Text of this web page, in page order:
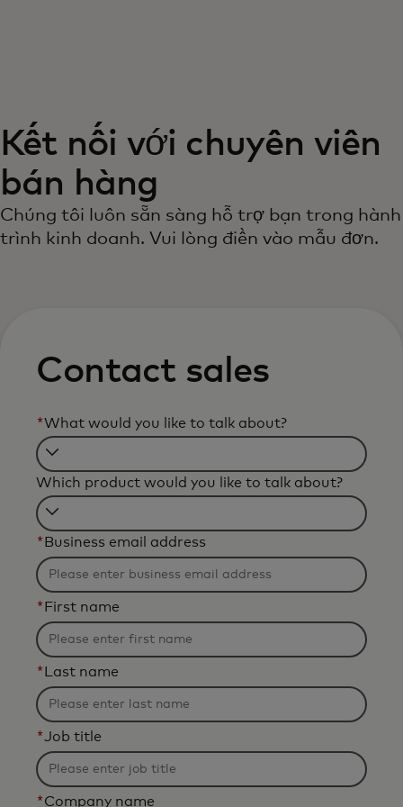
Dành cho thế giới
Dành cho nhà đổi mới
Kết nối với chuyên viên
bán hàng
Chúng tôi luôn sẵn sàng hỗ trợ bạn trong hành
trình kinh doanh. Vui lòng điền vào mẫu đơn.
Contact sales
*What would you like to talk about?
Filtering
will
be
applied
after
3
characters.
Which product would you like to talk about?
Filtering
will
be
applied
after
3
characters.
* Business email address
* First name
* Last name
*Job title
*Company name